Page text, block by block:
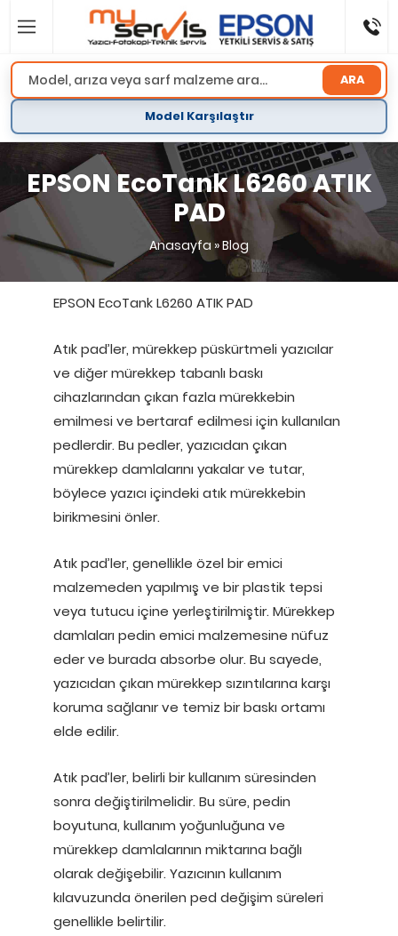
ARA
Model Karşılaştır
EPSON EcoTank L6260 ATIK
PAD
Anasayfa »Blog
EPSON EcoTank L6260 ATIK PAD
Atık pad’ler, mürekkep püskürtmeli yazıcılar
ve diğer mürekkep tabanlı baskı
cihazlarından çıkan fazla mürekkebin
emilmesi ve bertaraf edilmesi için kullanılan
pedlerdir. Bu pedler, yazıcıdan çıkan
mürekkep damlalarını yakalar ve tutar,
böylece yazıcı içindeki atık mürekkebin
birikmesini önler.
Atık pad’ler, genellikle özel bir emici
malzemeden yapılmış ve bir plastik tepsi
veya tutucu içine yerleştirilmiştir. Mürekkep
damlaları pedin emici malzemesine nüfuz
eder ve burada absorbe olur. Bu sayede,
yazıcıdan çıkan mürekkep sızıntılarına karşı
koruma sağlanır ve temiz bir baskı ortamı
elde edilir.
Atık pad’ler, belirli bir kullanım süresinden
sonra değiştirilmelidir. Bu süre, pedin
boyutuna, kullanım yoğunluğuna ve
mürekkep damlalarının miktarına bağlı
olarak değişebilir. Yazıcının kullanım
kılavuzunda önerilen ped değişim süreleri
genellikle belirtilir.